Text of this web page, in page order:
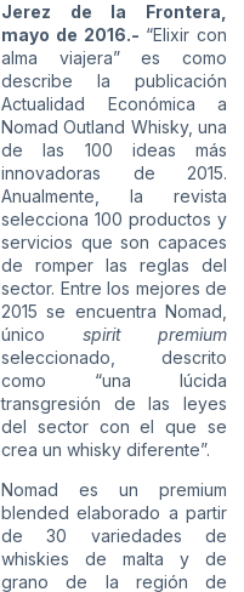
Jerez de la Frontera,
mayo de 2016.- “Elixir con
alma viajera” es como
describe la publicación
Actualidad Económica a
Nomad Outland Whisky, una
de las 100 ideas más
innovadoras de 2015.
Anualmente, la revista
selecciona 100 productos y
servicios que son capaces
de romper las reglas del
sector. Entre los mejores de
2015 se encuentra Nomad,
único spirit premium
seleccionado, descrito
como “una lúcida
transgresión de las leyes
del sector con el que se
crea un whisky diferente”.
Nomad es un premium
blended elaborado a partir
de 30 variedades de
whiskies de malta y de
grano de la región de